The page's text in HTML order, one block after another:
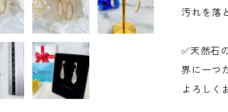
汚れを落
✅天然石
界に一つ
よろしく